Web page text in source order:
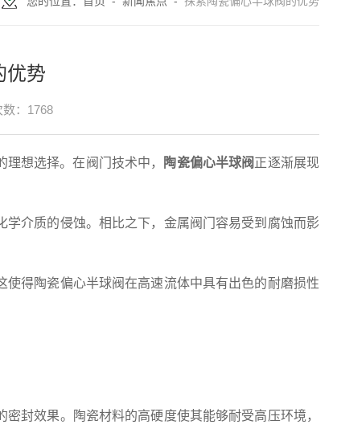
优势
数：1768
想选择。在阀门技术中， 陶瓷偏心半球阀正逐渐展现
介质的侵蚀。相比之下，金属阀门容易受到腐蚀而影
得陶瓷偏心半球阀在高速流体中具有出色的耐磨损性
封效果。陶瓷材料的高硬度使其能够耐受高压环境，